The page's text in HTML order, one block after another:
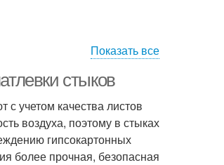
Показать все
стыков
с учетом качества листов
воздуха, поэтому в стыках
гипсокартонных
более прочная, безопасная